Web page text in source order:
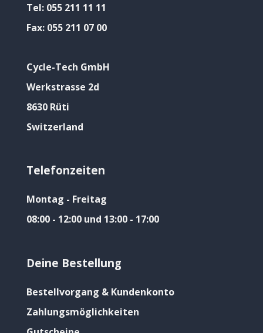
Tel: 055 211 11 11
Fax: 055 211 07 00
Cycle-Tech GmbH
Werkstrasse 2d
8630 Rüti
Switzerland
Telefonzeiten
Montag - Freitag
08:00 - 12:00 und 13:00 - 17:00
Deine Bestellung
Bestellvorgang & Kundenkonto
Zahlungsmöglichkeiten